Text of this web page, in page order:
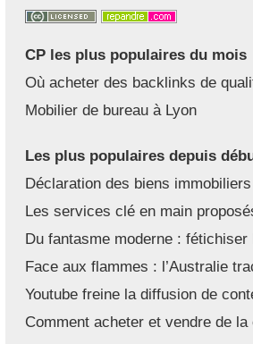
CP les plus populaires du mois
Où acheter des backlinks de
Mobilier de bureau à Lyon
Les plus populaires depuis
Déclaration des biens
Les services clé en main
Du fantasme moderne : fétichiser
Face aux flammes : l’Australie
Youtube freine la diffusion de
Comment acheter et vendre de